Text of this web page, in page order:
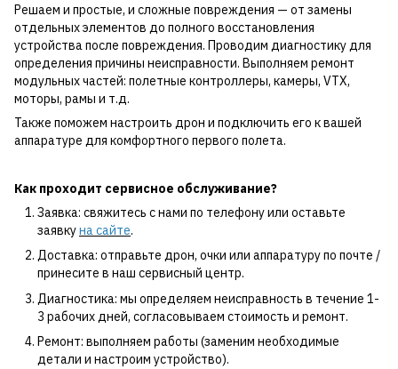
Решаем и простые, и сложные повреждения — от замены
отдельных элементов до полного восстановления
устройства после повреждения. Проводим диагностику для
определения причины неисправности. Выполняем ремонт
модульных частей: полетные контроллеры, камеры, VTX,
моторы, рамы и т.д.
Также поможем настроить дрон и подключить его к вашей
аппаратуре для комфортного первого полета.
Как проходит сервисное обслуживание?
Заявка: свяжитесь с нами по телефону или оставьте
заявкуна сайте.
Доставка: отправьте дрон, очки или аппаратуру по почте /
принесите в наш сервисный центр.
Диагностика: мы определяем неисправность в течение 1-
3 рабочих дней, согласовываем стоимость и ремонт.
Ремонт: выполняем работы (заменим необходимые
детали и настроим устройство).